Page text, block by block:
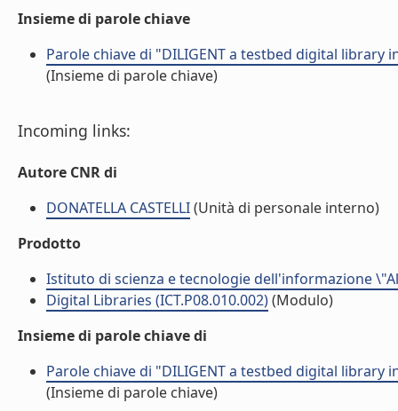
Insieme di parole chiave
Parole chiave di "DILIGENT a testbed digital
(Insieme di parole chiave)
Incoming links:
Autore CNR di
DONATELLA CASTELLI(Unità di personale interno)
Prodotto
Istituto di scienza e tecnologie dell'informazione
Digital Libraries (ICT.P08.010.002)(Modulo)
Insieme di parole chiave di
Parole chiave di "DILIGENT a testbed digital
(Insieme di parole chiave)